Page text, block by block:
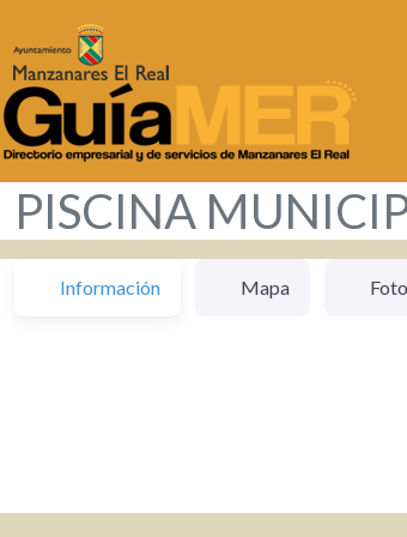
PISCINA
Información Mapa